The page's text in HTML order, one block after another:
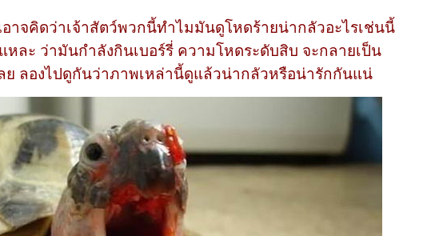
จคิดว่าเจ้าสัตว์พวกนี้ทำไมมันดูโหดร้ายน่ากลัวอะไรเช่นนี้
หละ ว่ามันกำลังกินเบอร์รี่ ความโหดระดับสิบ จะกลายเป็น
ย ลองไปดูกันว่าภาพเหล่านี้ดูแล้วน่ากลัวหรือน่ารักกันแน่